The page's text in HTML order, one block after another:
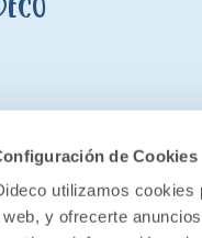
de Cookies
utilizamos cookies
y ofrecerte